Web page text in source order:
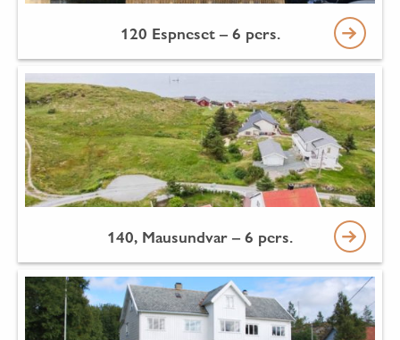
120 Espneset – 6 pers.
140, Mausundvar – 6 pers.